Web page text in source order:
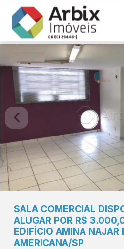
SALA COMERCIAL
ALUGAR POR R$
EDIFÍCIO AMINA NAJAR
AMERICANA/SP